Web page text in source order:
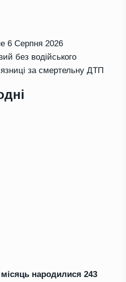
6 Серпня 2026
без водійського
за смертельну ДТП
народилися 243